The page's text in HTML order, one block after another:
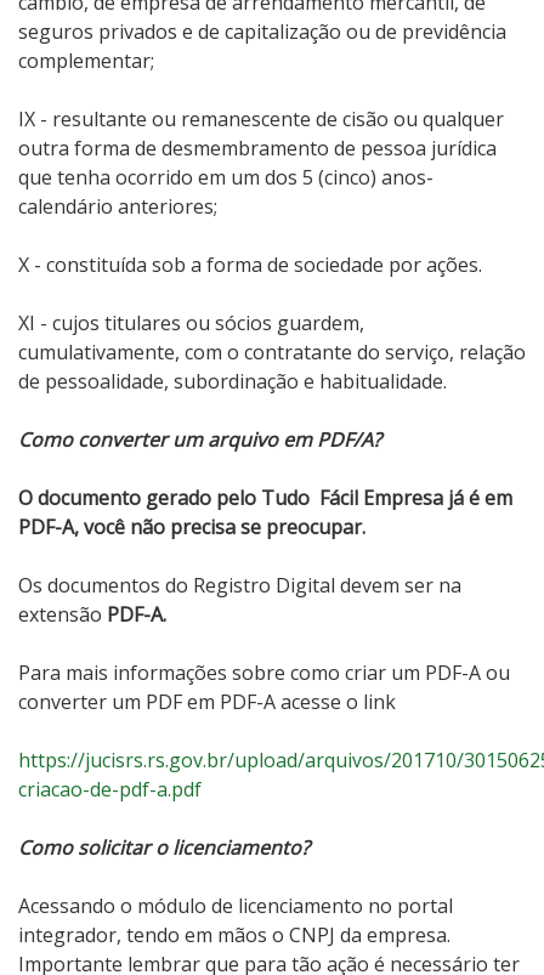
seguros privados e de capitalização ou de previdência
complementar;
IX - resultante ou remanescente de cisão ou qualquer
outra forma de desmembramento de pessoa jurídica
que tenha ocorrido em um dos 5 (cinco) anos-
calendário anteriores;
X - constituída sob a forma de sociedade por ações.
XI - cujos titulares ou sócios guardem,
cumulativamente, com o contratante do serviço, relação
de pessoalidade, subordinação e habitualidade.
Como converter um arquivo em PDF/A?
O documento gerado pelo Tudo Fácil Empresa já é em
PDF-A, você não precisa se preocupar.
Os documentos do Registro Digital devem ser na
extensão PDF-A.
Para mais informações sobre como criar um PDF-A ou
converter um PDF em PDF-A acesse o link
https://jucisrs.rs.gov.br/upload/arquivos/201710/
criacao-de-pdf-a.pdf
Como solicitar o licenciamento?
Acessando o módulo de licenciamento no portal
integrador, tendo em mãos o CNPJ da empresa.
Importante lembrar que para tão ação é necessário ter